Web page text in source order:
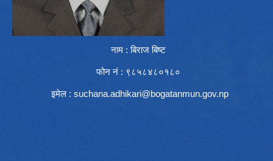
नाम : बिराज बिष्ट
फोन नं : ९८५८४८०१८०
इमेल : suchana.adhikari@bogatanmun.gov.np